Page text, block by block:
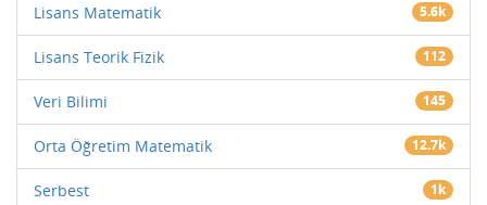
Lisans Matematik 5.6k
Lisans Teorik Fizik 112
Veri Bilimi 145
Orta Öğretim Matematik 12.7k
Serbest 1k